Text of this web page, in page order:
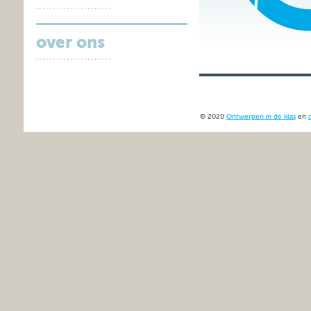
over ons
© 2020 Ontwerpen in de klasen